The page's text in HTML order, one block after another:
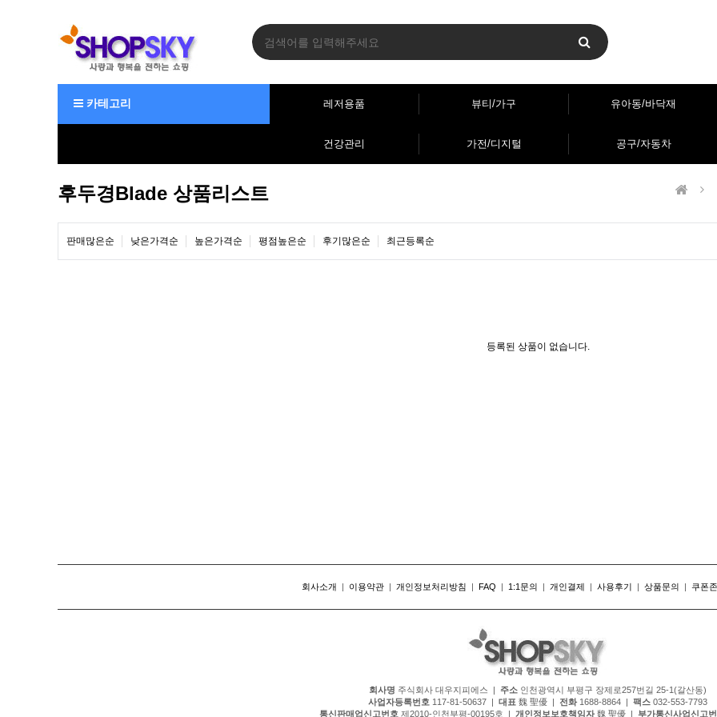
카테고리 레저용품 뷰티/가구 유아동/바닥재
건강관리 가전/디지털 공구/자동차
후두경Blade 상품리스트
판매많은순 낮은가격순 높은가격순 평점높은순 후기많은순 최근등록순
등록된 상품이 없습니다.
회사소개 | 이용약관 | 개인정보처리방침 | FAQ | 1:1문의 | 개인결제 | 사용후기 | 상품문의 | 쿠폰존
회사명 주식회사 대우지피에스 | 주소 인천광역시 부평구 장제로257번길 25-1(갈산동)
사업자등록번호 117-81-50637 | 대표 魏 聖優 | 전화1688-8864 | 팩스 032-553-7793
통신판매업신고번호 제2010-인천부평-00195호 | 개인정보보호책임자魏 聖優 | 부가통신사업신고